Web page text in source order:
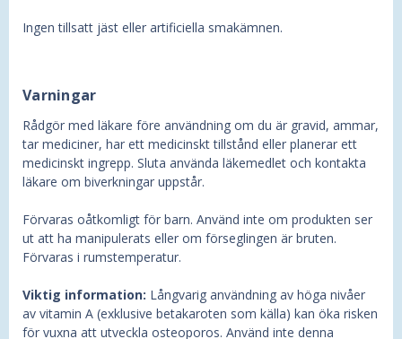
Ingen tillsatt jäst eller artificiella smakämnen.
Varningar
Rådgör med läkare före användning om du är gravid, ammar,
tar mediciner, har ett medicinskt tillstånd eller planerar ett
medicinskt ingrepp. Sluta använda läkemedlet och kontakta
läkare om biverkningar uppstår.
Förvaras oåtkomligt för barn. Använd inte om produkten ser
ut att ha manipulerats eller om förseglingen är bruten.
Förvaras i rumstemperatur.
Viktig information: Långvarig användning av höga nivåer
av vitamin A (exklusive betakaroten som källa) kan öka risken
för vuxna att utveckla osteoporos. Använd inte denna